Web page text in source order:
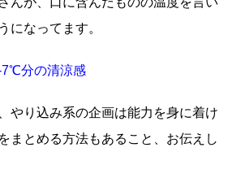
になってます。
7℃分の清涼感
やり込み系の企画は能力を身に着け
まとめる方法もあること、お伝えし